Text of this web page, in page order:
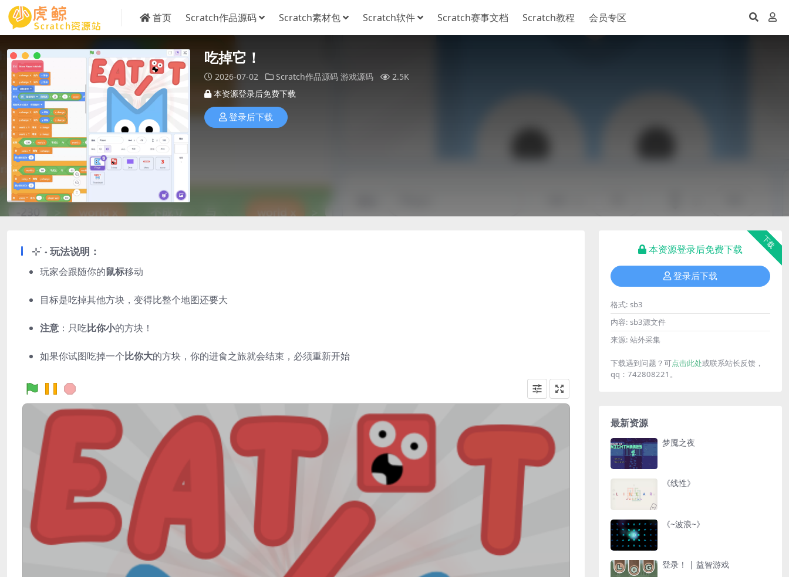
首页 Scratch作品源码 Scratch素材包 Scratch软件 Scratch赛事文档 Scratch教程 会员专区
吃掉它！
2026-07-02 Scratch作品源码 游戏源码
2.5K
本资源登录后免费下载
登录后下载
⊹ ࣪ ˖ 玩法说明：
玩家会跟随你的鼠标移动
目标是吃掉其他方块，变得比整个地图还要大
注意 ：只吃比你小的方块！
如果你试图吃掉一个比你大的方块，你的进食之旅就会结束，必须重新开始
下载
本资源登录后免费下载
登录后下载
格式: sb3
内容: sb3源文件
来源: 站外采集
下载遇到问题？可点击此处或联系站长反馈，
qq：742808221。
最新资源
梦魇之夜
《线性》
《~波浪~》
登录！ | 益智游戏